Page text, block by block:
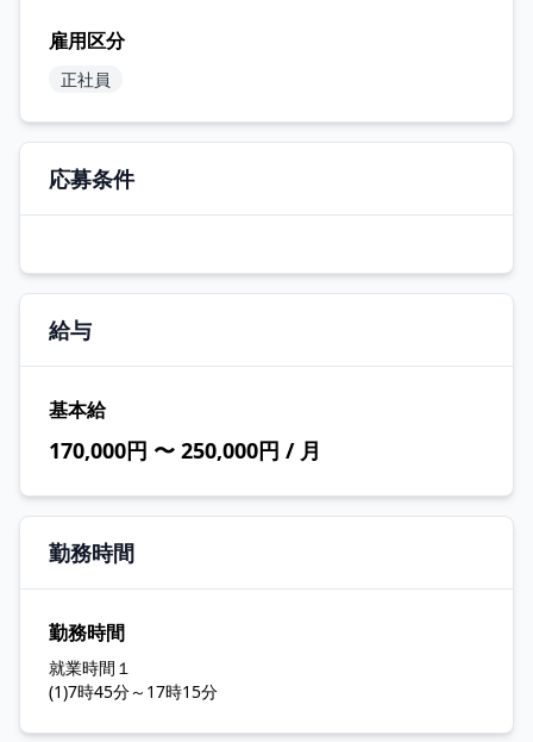
雇用区分
正社員
応募条件
給与
基本給
170,000円 〜 250,000円 / 月
勤務時間
勤務時間
就業時間１
(1)7時45分～17時15分